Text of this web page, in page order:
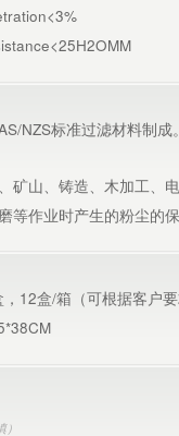
NZS标准过滤材料制成。
矿山、铸造、木加工、电
等作业时产生的粉尘的保
，12盒/箱（可根据客户要
）